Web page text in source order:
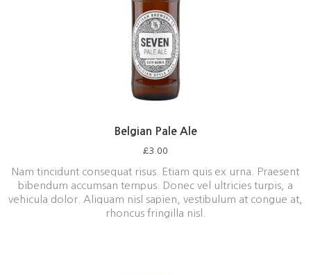
Belgian Pale Ale
£3.00
Nam tincidunt consequat risus. Etiam quis ex urna. Praesent
bibendum accumsan tempus. Donec vel ultricies turpis, a
vehicula dolor. Aliquam nisl sapien, vestibulum at congue at,
rhoncus fringilla nisl.